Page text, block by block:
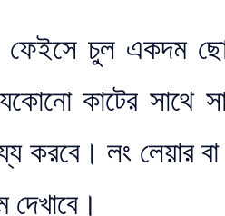
ফেইসে চুল একদম
কাটের সাথে
করবে। লং লেয়ার
দেখাবে।